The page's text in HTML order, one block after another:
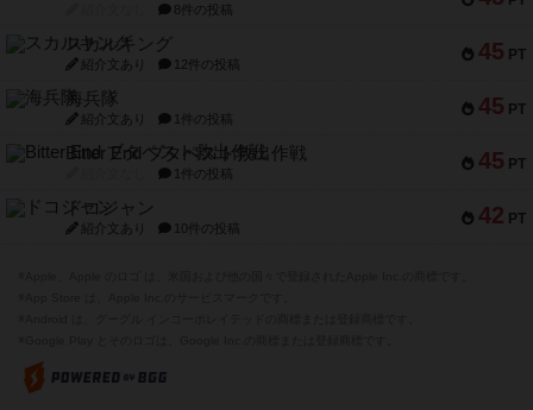
8件の投稿
45 PT
スカルキング
紹介文あり 12件の投稿
45 PT
海兵隊
紹介文あり 1件の投稿
45 PT
Bitter End ブタペスト救出作戦
1件の投稿
42 PT
ドコジャン
紹介文あり 10件の投稿